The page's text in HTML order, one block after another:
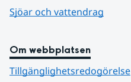
Sjöar och vattendrag
Om webbplatsen
Tillgänglighetsredogörelse